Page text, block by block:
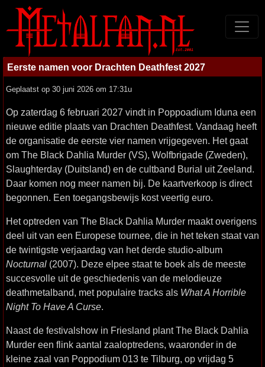
Eerste namen voor Drachten Deathfest 2027
Geplaatst op 30 juni 2026 om 17:31u
Op zaterdag 6 februari 2027 vindt in Poppoadium Iduna een
nieuwe editie plaats van Drachten Deathfest. Vandaag heeft
de organisatie de eerste vier namen vrijgegeven. Het gaat
om The Black Dahlia Murder (VS), Wolfbrigade (Zweden),
Slaughterday (Duitsland) en de cultband Burial uit Zeeland.
Daar komen nog meer namen bij. De kaartverkoop is direct
begonnen. Een toegangsbewijs kost veertig euro.
Het optreden van The Black Dahlia Murder maakt overigens
deel uit van een Europese tournee, die in het teken staat van
de twintigste verjaardag van het derde studio-album
Nocturnal (2007). Deze elpee staat te boek als de meeste
succesvolle uit de geschiedenis van de melodieuze
deathmetalband, met populaire tracks als What A Horrible
Night To Have A Curse.
Naast de festivalshow in Friesland plant The Black Dahlia
Murder een flink aantal zaaloptredens, waaronder in de
kleine zaal van Poppodium 013 te Tilburg, op vrijdag 5